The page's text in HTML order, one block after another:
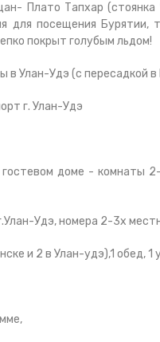
Плато Тапхар
для посещения Бурятии,
покрыт голубым льдом!
Улан-Удэ (с пересадкой в
г. Улан-Удэ
доме - комнаты
Удэ, номера 2-3х
и 2 в Улан-удэ),1 обед, 1